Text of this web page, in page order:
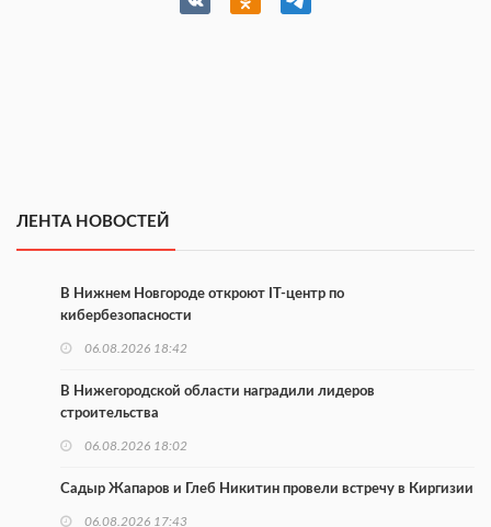
ЛЕНТА НОВОСТЕЙ
В Нижнем Новгороде откроют IT-центр по
кибербезопасности
06.08.2026 18:42
В Нижегородской области наградили лидеров
строительства
06.08.2026 18:02
Садыр Жапаров и Глеб Никитин провели встречу в Киргизии
06.08.2026 17:43